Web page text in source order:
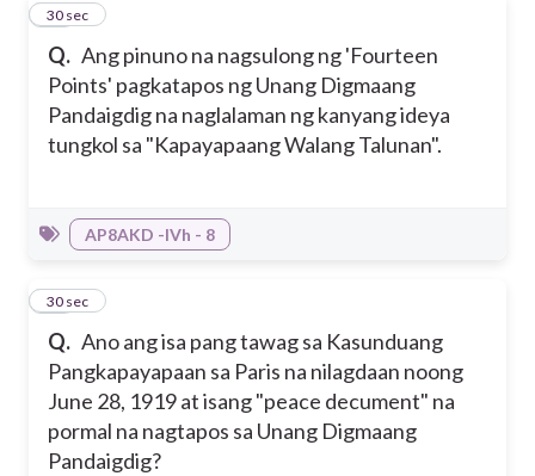
Q. Ang pinuno na nagsulong ng 'Fourteen
Points' pagkatapos ng Unang Digmaang
Pandaigdig na naglalaman ng kanyang ideya
tungkol sa "Kapayapaang Walang Talunan".
13
30 sec
AP8AKD -IVh - 8
Q. Ano ang isa pang tawag sa Kasunduang
Pangkapayapaan sa Paris na nilagdaan noong
June 28, 1919 at isang "peace decument" na
pormal na nagtapos sa Unang Digmaang
Pandaigdig?
14
30 sec